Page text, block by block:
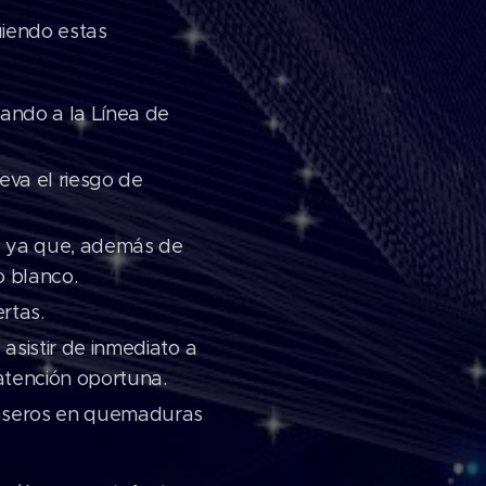
estas
a la Línea de
el riesgo de
que, además de
blanco.
de inmediato a
oportuna.
en quemaduras